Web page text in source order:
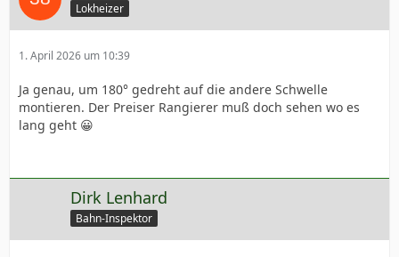
Lokheizer
1. April 2026 um 10:39
Ja genau, um 180° gedreht auf die andere Schwelle
montieren. Der Preiser Rangierer muß doch sehen wo es
lang geht 😀
Dirk Lenhard
Bahn-Inspektor